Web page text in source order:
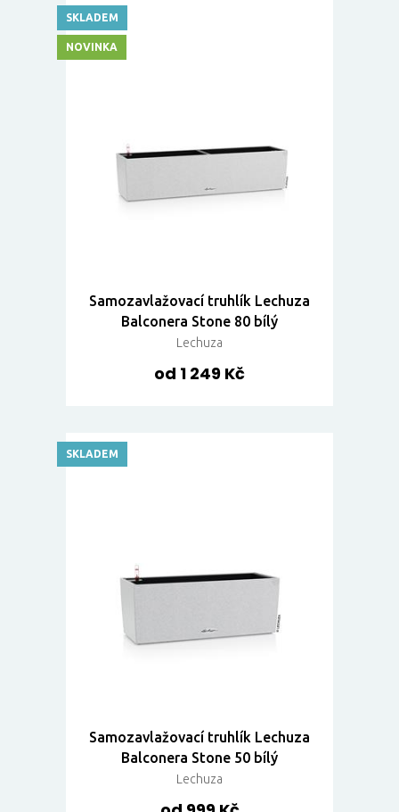
Samozavlažovací truhlík Lechuza
Balconera Stone 80 bílý
Lechuza
od 1 249 Kč
SKLADEM
NOVINKA
Samozavlažovací truhlík Lechuza
Balconera Stone 50 bílý
Lechuza
SKLADEM